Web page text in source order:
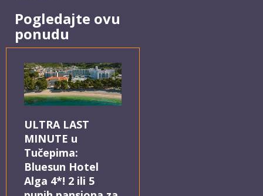
Pogledajte ovu
ponudu
ULTRA LAST
MINUTE u
Tučepima:
Bluesun Hotel
Alga 4*! 2 ili 5